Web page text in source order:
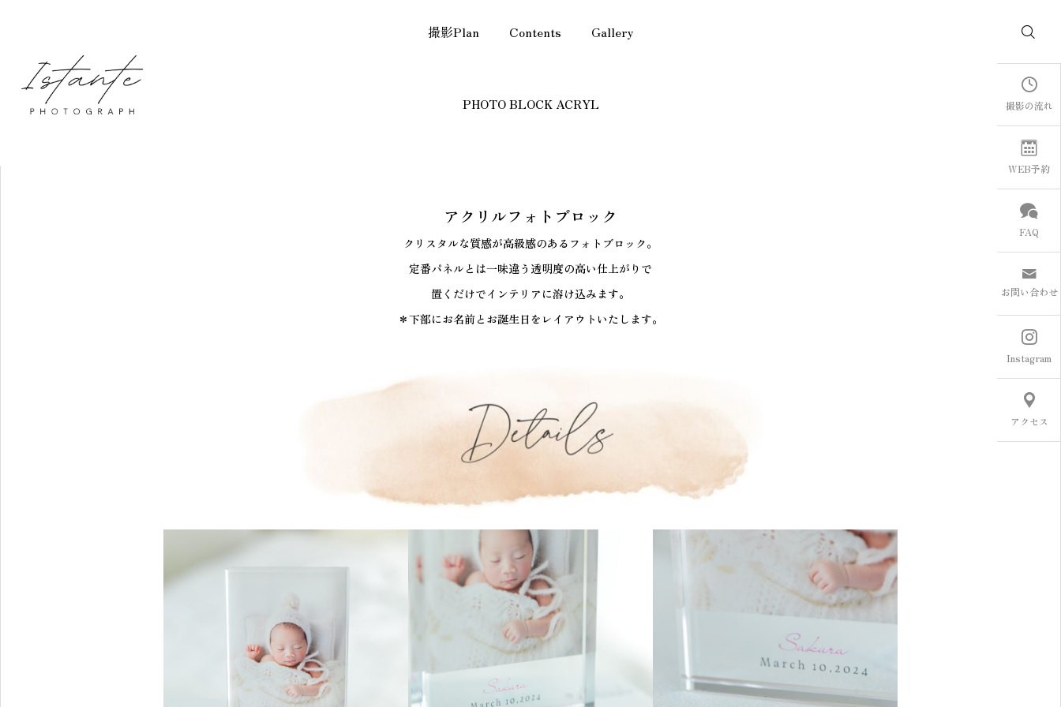
撮影Plan Contents Gallery
撮影の流れ
WEB予約
FAQ
お問い合わせ
Instagram
アクセス
PHOTO BLOCK ACRYL
アクリルフォトブロック
クリスタルな質感が高級感のあるフォトブロック。
定番パネルとは一味違う透明度の高い仕上がりで
置くだけでインテリアに溶け込みます。
＊下部にお名前とお誕生日をレイアウトいたします。